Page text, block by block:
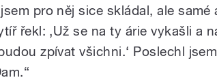
pro něj sice skládal, ale samé
řekl: ‚Už se na ty árie vykašli a
zpívat všichni.‘ Poslechl